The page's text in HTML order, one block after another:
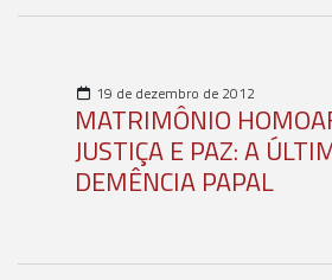
19 de dezembro de 2012
MATRIMÔNIO
JUSTIÇA E PAZ: A
DEMÊNCIA PAPAL